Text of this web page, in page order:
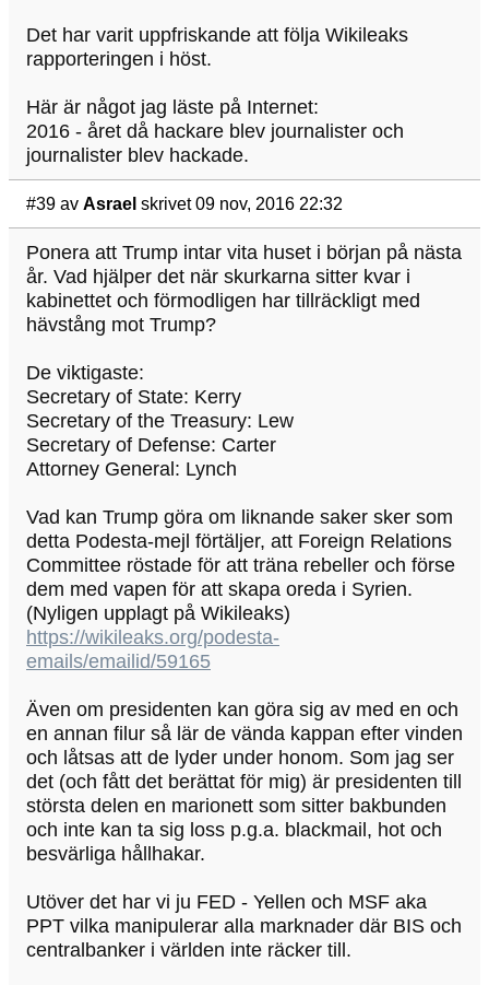
Det har varit uppfriskande att följa Wikileaks
rapporteringen i höst.
Här är något jag läste på Internet:
2016 - året då hackare blev journalister och
journalister blev hackade.
#39 av Asrael skrivet 09 nov, 2016 22:32
Ponera att Trump intar vita huset i början på nästa
år. Vad hjälper det när skurkarna sitter kvar i
kabinettet och förmodligen har tillräckligt med
hävstång mot Trump?
De viktigaste:
Secretary of State: Kerry
Secretary of the Treasury: Lew
Secretary of Defense: Carter
Attorney General: Lynch
Vad kan Trump göra om liknande saker sker som
detta Podesta-mejl förtäljer, att Foreign Relations
Committee röstade för att träna rebeller och förse
dem med vapen för att skapa oreda i Syrien.
(Nyligen upplagt på Wikileaks)
https://wikileaks.org/podesta-
emails/emailid/59165
Även om presidenten kan göra sig av med en och
en annan filur så lär de vända kappan efter vinden
och låtsas att de lyder under honom. Som jag ser
det (och fått det berättat för mig) är presidenten till
största delen en marionett som sitter bakbunden
och inte kan ta sig loss p.g.a. blackmail, hot och
besvärliga hållhakar.
Utöver det har vi ju FED - Yellen och MSF aka
PPT vilka manipulerar alla marknader där BIS och
centralbanker i världen inte räcker till.